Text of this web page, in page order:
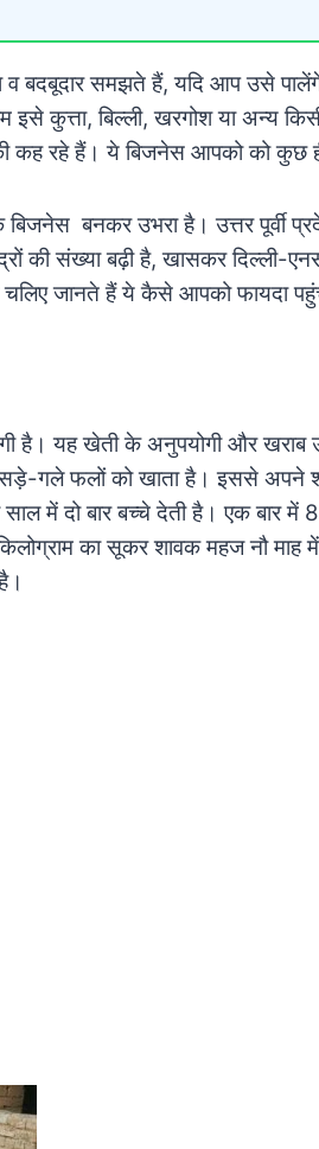
समझते हैं, यदि आप उसे पालेंगे
इसे कुत्ता, बिल्ली, खरगोश या अन्य
कह रहे हैं। ये बिजनेस आपको को कुछ
बनकर उभरा है। उत्तर पूर्वी
की संख्या बढ़ी है, खासकर
जानते हैं ये कैसे आपको फायदा
है। यह खेती के अनुपयोगी और
सड़े-गले फलों को खाता है। इससे अपने
में दो बार बच्चे देती है। एक बार
का सूकर शावक महज नौ माह